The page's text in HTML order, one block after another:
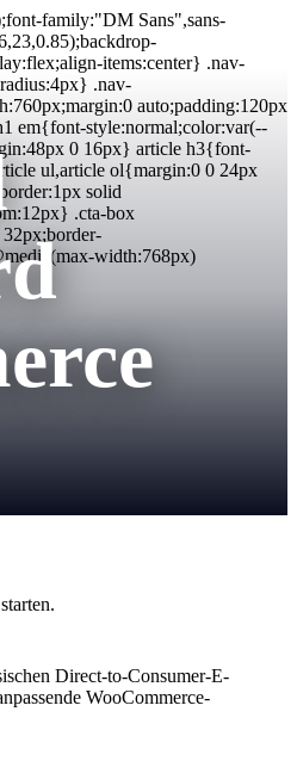
family:"DM Sans",sans-
items:center} .nav-
.nav-
auto;padding:120px
em{font-style:normal;color:var(--
0 16px} article h3{font-
ul,article ol{margin:0 0 24px
solid
.cta-box
width:768px)
Direct-to-Consumer-E-
WooCommerce-